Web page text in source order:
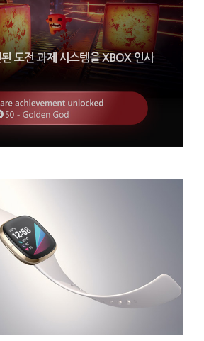
도전 과제 시스템을 XBOX 인사